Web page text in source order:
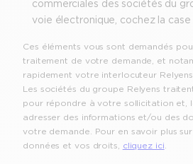
commerciales des sociétés du
voie électronique, cochez la case
Ces éléments vous sont demandés
traitement de votre demande, et
rapidement votre interlocuteur
Les sociétés du groupe Relyens
pour répondre à votre sollicitation et,
adresser des informations et/ou des
votre demande. Pour en savoir plus
données et vos droits, cliquez ici.